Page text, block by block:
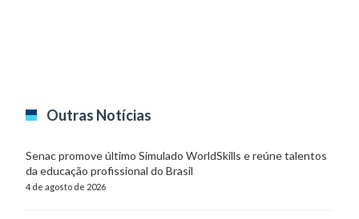
Outras Notícias
Senac promove último Simulado WorldSkills e reúne talentos
da educação profissional do Brasil
4 de agosto de 2026